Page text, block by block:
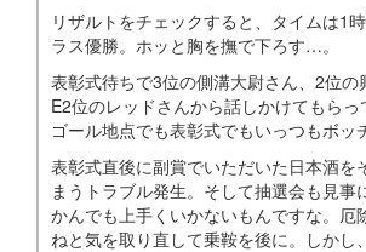
リザルトをチェックすると、タイムは1
ラス優勝。ホッと胸を撫で下ろす…。
表彰式待ちで3位の側溝大尉さん、2位の
E2位のレッドさんから話しかけてもらっ
ゴール地点でも表彰式でもいっつもボッ
表彰式直後に副賞でいただいた日本酒を
まうトラブル発生。そして抽選会も見事
かんでも上手くいかないもんですな。厄
ねと気を取り直して乗鞍を後に。しかし